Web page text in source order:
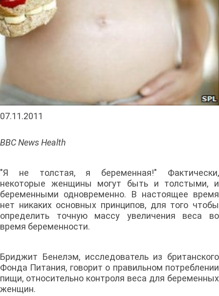
07.11.2011
BBC News Health
"Я не толстая, я беременная!" Фактически,
некоторые женщины могут быть и толстыми, и
беременными одновременно. В настоящее время
нет никаких основных принципов, для того чтобы
определить точную массу увеличения веса во
время беременности.
Бриджит Бенелэм, исследователь из британского
Фонда Питания, говорит о правильном потреблении
пищи, относительно контроля веса для беременных
женщин.